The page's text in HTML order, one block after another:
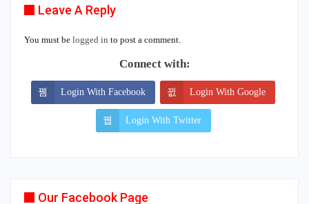
Leave A Reply
You must be logged in to post a comment.
Connect with:
Login With Facebook Login With Google
Login With Twitter
Our Facebook Page